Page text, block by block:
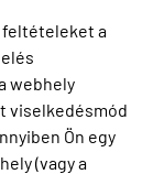
feltételeket a
webhely
viselkedésmód
Ön egy
(vagy a